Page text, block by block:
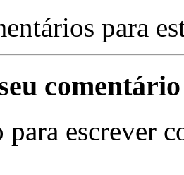
para
comentário
para escrever